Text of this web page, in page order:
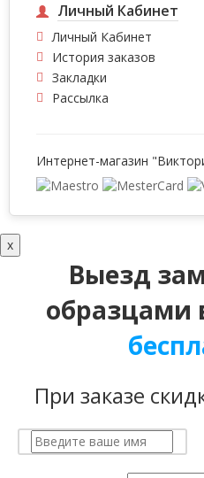
Личный Кабинет
Личный Кабинет
История заказов
Закладки
Рассылка
Интернет-магазин
x
Выезд
образцами
При заказе